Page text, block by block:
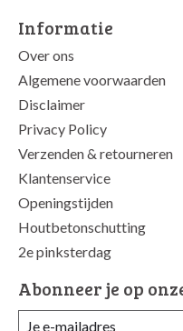
Informatie
Over ons
Algemene voorwaarden
Disclaimer
Privacy Policy
Verzenden & retourneren
Klantenservice
Openingstijden
Houtbetonschutting
2e pinksterdag
Abonneer je op